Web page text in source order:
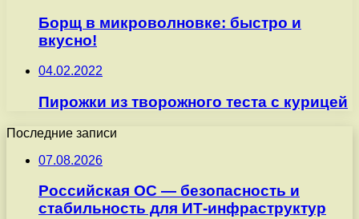
Борщ в микроволновке: быстро и
вкусно!
04.02.2022
Пирожки из творожного теста с курицей
Последние записи
07.08.2026
Российская ОС — безопасность и
стабильность для ИТ-инфраструктур